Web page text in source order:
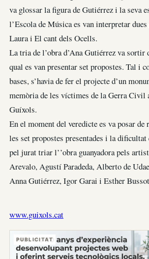
va glossar la figura de Gutiérrez i la seva
l’Escola de Música es van interpretar
Laura i El cant dels Ocells.
La tria de l’obra d’Ana Gutiérrez va sortir
qual es van presentar set propostes. Tal i
bases, s’havia de fer el projecte d’un
memòria de les víctimes de la Gerra Civil
Guíxols.
En el moment del veredicte es va posar
les set propostes presentades i la dificultat
pel jurat triar l’’obra guanyadora pels
Arevalo, Agustí Paradeda, Alberto de
Anna Gutiérrez, Igor Garai i Esther
www.guixols.cat
PUBLICITAT